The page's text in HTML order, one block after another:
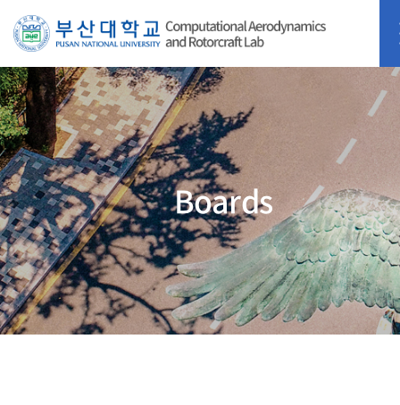
Boards